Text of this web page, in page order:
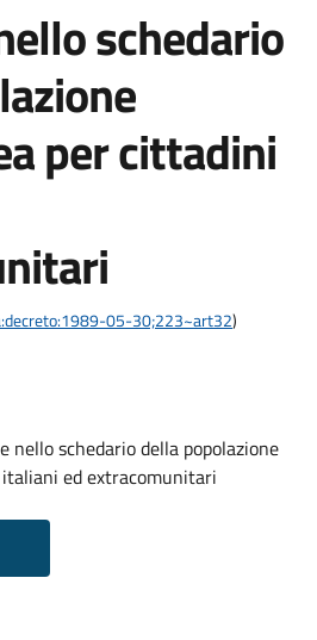
schedario
per cittadini
05-30;223~art32)
nello schedario della popolazione
ed extracomunitari